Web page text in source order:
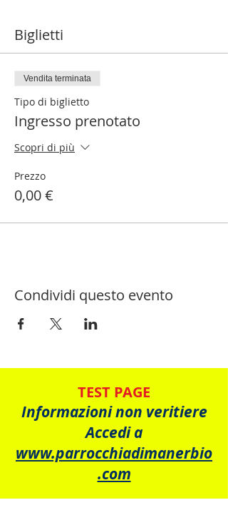
Biglietti
Vendita terminata
Tipo di biglietto
Ingresso prenotato
Scopri di più
Prezzo
0,00 €
Condividi questo evento
TEST PAGE
Informazioni non veritiere
Accedi a
www.parrocchiadimanerbio
.com